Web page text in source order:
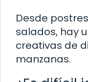
Desde
salados, hay
creativas de
manzanas.